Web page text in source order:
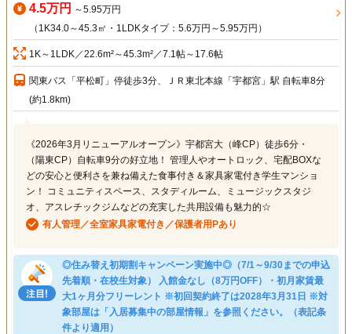
4.5万円 ～5.95万円
（1K34.0～45.3㎡・1LDKタイプ：5.6万円～5.95万円）
1K～1LDK／22.6m²～45.3m²／7.1帖～17.6帖
関東バス「平松町」停徒歩3分、ＪＲ東北本線「宇都宮」駅 自転車8分
(約1.8km)
《2026年3月リニューアルオープン》宇都宮大（峰CP）徒歩6分・
（陽東CP）自転車9分の好立地！ 管理人やオートロック、宅配BOXな
どの安心と便利さを兼ね備えた食事付き＆家具家電付き学生マンショ
ン！ コミュニティスペース、スタディルーム、ミュージックスタジ
オ、アスレチックジムなどの充実した共用設備も魅力的☆
有人管理／全室家具家電付き／保護者用Pあり
◎住み替え初期割キャンペーン実施中◎（7/1～9/30までの申込
先着順・在校生対象） 入館金なし（8万円OFF）・初月家賃最
大1ヶ月分フリーレント ※初回契約終了は2028年3月31日 ※対
象部屋は「入居募集中の部屋情報」を参照ください。（表記条
件より適用）